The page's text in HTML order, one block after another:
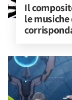
Il
le